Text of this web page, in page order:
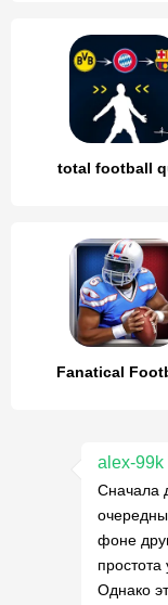
total football
Fanatical
alex-99k
Сначала
фоне
Однако